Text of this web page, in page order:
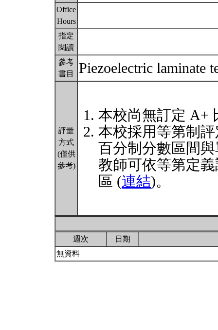
Office
Hours
指定
閱讀
參考
書目
Piezoelectric laminate
評量
方式
(僅供
參考)
本校尚無訂定 A+
本校採用等第制
百分制分數區間
教師可依等第定
區 (連結)。
週次
日期
無資料